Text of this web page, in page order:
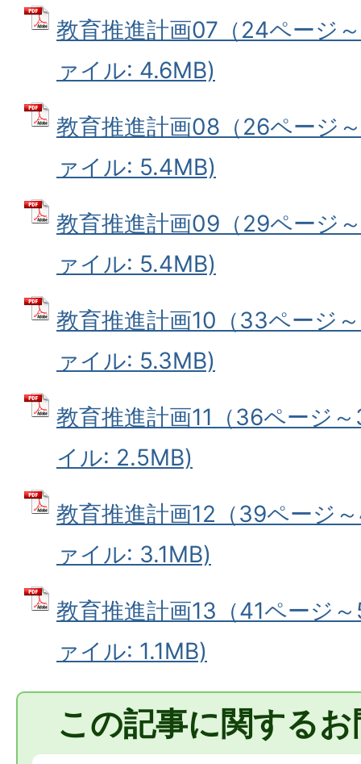
教育推進計画07（24ページ
ァイル: 4.6MB)
教育推進計画08（26ページ
ァイル: 5.4MB)
教育推進計画09（29ページ
ァイル: 5.4MB)
教育推進計画10（33ページ
ァイル: 5.3MB)
教育推進計画11（36ページ
イル: 2.5MB)
教育推進計画12（39ページ
ァイル: 3.1MB)
教育推進計画13（41ページ
ァイル: 1.1MB)
この記事に関する